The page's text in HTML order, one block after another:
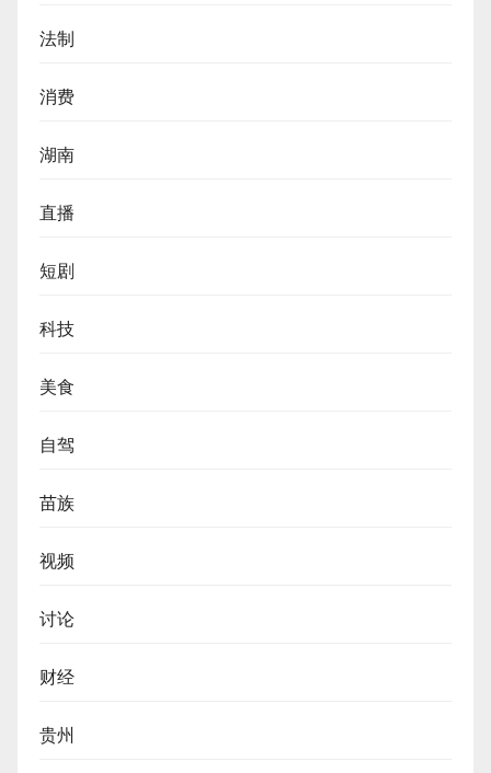
法制
消费
湖南
直播
短剧
科技
美食
自驾
苗族
视频
讨论
财经
贵州